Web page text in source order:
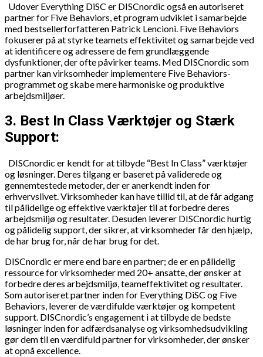
Udover Everything DiSC er DISCnordic også en autoriseret
partner for Five Behaviors, et program udviklet i samarbejde
med bestsellerforfatteren Patrick Lencioni. Five Behaviors
fokuserer på at styrke teamets effektivitet og samarbejde ved
at identificere og adressere de fem grundlæggende
dysfunktioner, der ofte påvirker teams. Med DISCnordic som
partner kan virksomheder implementere Five Behaviors-
programmet og skabe mere harmoniske og produktive
arbejdsmiljøer.
3. Best In Class Værktøjer og Stærk
Support:
DISCnordic er kendt for at tilbyde “Best In Class” værktøjer
og løsninger. Deres tilgang er baseret på validerede og
gennemtestede metoder, der er anerkendt inden for
erhvervslivet. Virksomheder kan have tillid til, at de får adgang
til pålidelige og effektive værktøjer til at forbedre deres
arbejdsmiljø og resultater. Desuden leverer DISCnordic hurtig
og pålidelig support, der sikrer, at virksomheder får den hjælp,
de har brug for, når de har brug for det.
DISCnordic er mere end bare en partner; de er en pålidelig
ressource for virksomheder med 20+ ansatte, der ønsker at
forbedre deres arbejdsmiljø, teameffektivitet og resultater.
Som autoriseret partner inden for Everything DiSC og Five
Behaviors, leverer de værdifulde værktøjer og kompetent
support. DISCnordic’s engagement i at tilbyde de bedste
løsninger inden for adfærdsanalyse og virksomhedsudvikling
gør dem til en værdifuld partner for virksomheder, der ønsker
at opnå excellence.